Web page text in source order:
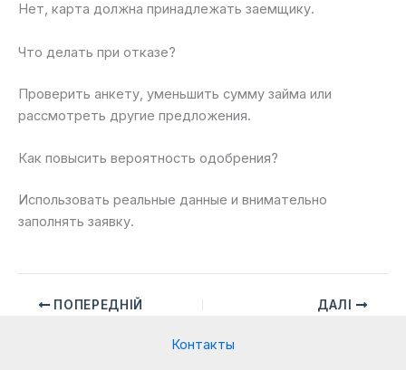
Нет, карта должна принадлежать заемщику.
Что делать при отказе?
Проверить анкету, уменьшить сумму займа или
рассмотреть другие предложения.
Как повысить вероятность одобрения?
Использовать реальные данные и внимательно
заполнять заявку.
ПОПЕРЕДНІЙ ДАЛІ
Контакты